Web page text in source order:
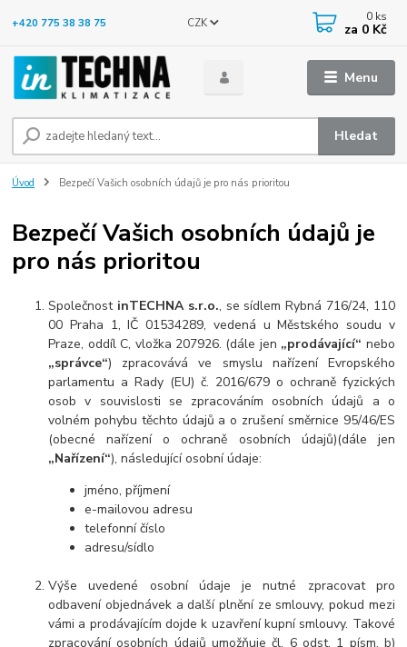
Menu
CZK
Hledat
+420 775 38 38 75 0 ks
za 0 Kč
Úvod Bezpečí Vašich osobních údajů je pro nás prioritou
Bezpečí Vašich osobních údajů je
pro nás prioritou
Společnost inTECHNA s.r.o., se sídlem Rybná 716/24, 110
00 Praha 1, IČ 01534289, vedená u Městského soudu v
Praze, oddíl C, vložka 207926. (dále jen „prodávající“ nebo
„správce“) zpracovává ve smyslu nařízení Evropského
parlamentu a Rady (EU) č. 2016/679 o ochraně fyzických
osob v souvislosti se zpracováním osobních údajů a o
volném pohybu těchto údajů a o zrušení směrnice 95/46/ES
(obecné nařízení o ochraně osobních údajů)(dále jen
„Nařízení“), následující osobní údaje:
jméno, příjmení
e-mailovou adresu
telefonní číslo
adresu/sídlo
Výše uvedené osobní údaje je nutné zpracovat pro
odbavení objednávek a další plnění ze smlouvy, pokud mezi
vámi a prodávajícím dojde k uzavření kupní smlouvy. Takové
zpracování osobních údajů umožňuje čl. 6 odst. 1 písm. b)